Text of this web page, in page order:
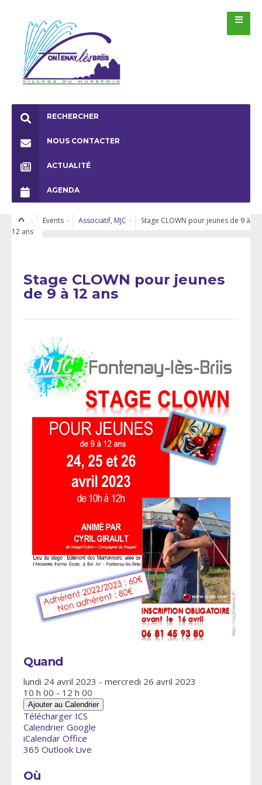
RECHERCHER
NOUS CONTACTER
ACTUALITÉ
AGENDA
Events Associatif, MJC
Stage CLOWN pour jeunes de 9 à
12 ans
Stage CLOWN pour jeunes
de 9 à 12 ans
Quand
lundi 24 avril 2023 - mercredi 26 avril 2023
10 h 00 - 12 h 00
Ajouter au Calendrier
Télécharger ICS
Calendrier Google
iCalendar Office
365 Outlook Live
Où